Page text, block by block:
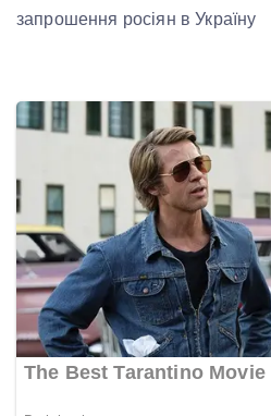
запрошення росіян в Україну